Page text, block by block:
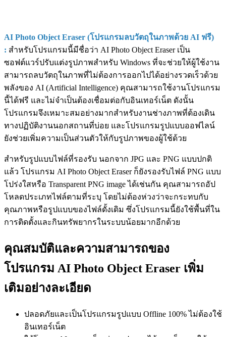
AI Photo Object Eraser (โปรแกรมลบวัตถุในภาพด้วย AI ฟรี)
: สำหรับโปรแกรมนี้มีชื่อว่า AI Photo Object Eraser เป็น
ซอฟต์แวร์ปรับแต่งรูปภาพสำหรับ Windows ที่จะช่วยให้ผู้ใช้งาน
สามารถลบวัตถุในภาพที่ไม่ต้องการออกไปได้อย่างรวดเร็วด้วย
พลังของ AI (Artificial Intelligence) คุณสามารถใช้งานโปรแกรม
นี้ได้ฟรี และไม่จำเป็นต้องเชื่อมต่อกับอินเทอร์เน็ต ดังนั้น
โปรแกรมจึงเหมาะสมอย่างมากสำหรับงานช่างภาพที่ต้องเดิน
ทางปฏิบัติงานนอกสถานที่บ่อย และโปรแกรมรูปแบบออฟไลน์
ยังช่วยเพิ่มความเป็นส่วนตัวให้กับรูปภาพของผู้ใช้ด้วย
สำหรับรูปแบบไฟล์ที่รองรับ นอกจาก JPG และ PNG แบบปกติ
แล้ว โปรแกรม AI Photo Object Eraser ก็ยังรองรับไฟล์ PNG แบบ
โปร่งใสหรือ Transparent PNG image ได้เช่นกัน คุณสามารถอัป
โหลดประเภทไฟล์ตามที่ระบุ โดยไม่ต้องห่วงว่าจะกระทบกับ
คุณภาพหรือรูปแบบของไฟล์ดั้งเดิม ซึ่งโปรแกรมนี้ยังใช้พื้นที่ใน
การติดตั้งและกินทรัพยากรในระบบน้อยมากอีกด้วย
คุณสมบัติและความสามารถของ
โปรแกรม AI Photo Object Eraser เพิ่ม
เติมอย่างละเอียด
ปลอดภัยและเป็นโปรแกรมรูปแบบ Offline 100% ไม่ต้องใช้
อินเทอร์เน็ต